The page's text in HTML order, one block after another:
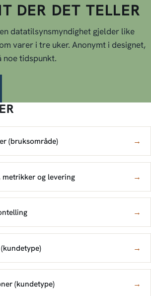
DER DET TELLER
datatilsynsmyndighet gjelder like
varer i tre uker. Anonymt i designet,
noe tidspunkt.
(bruksområde) →
metrikker og levering →
→
→
(kundetype) →